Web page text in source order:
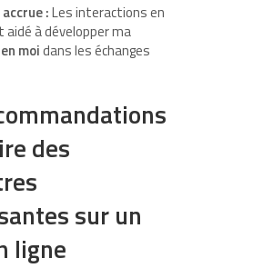
:Les interactions en
aidé à développer ma
moidans les échanges
des
sur un
ligne